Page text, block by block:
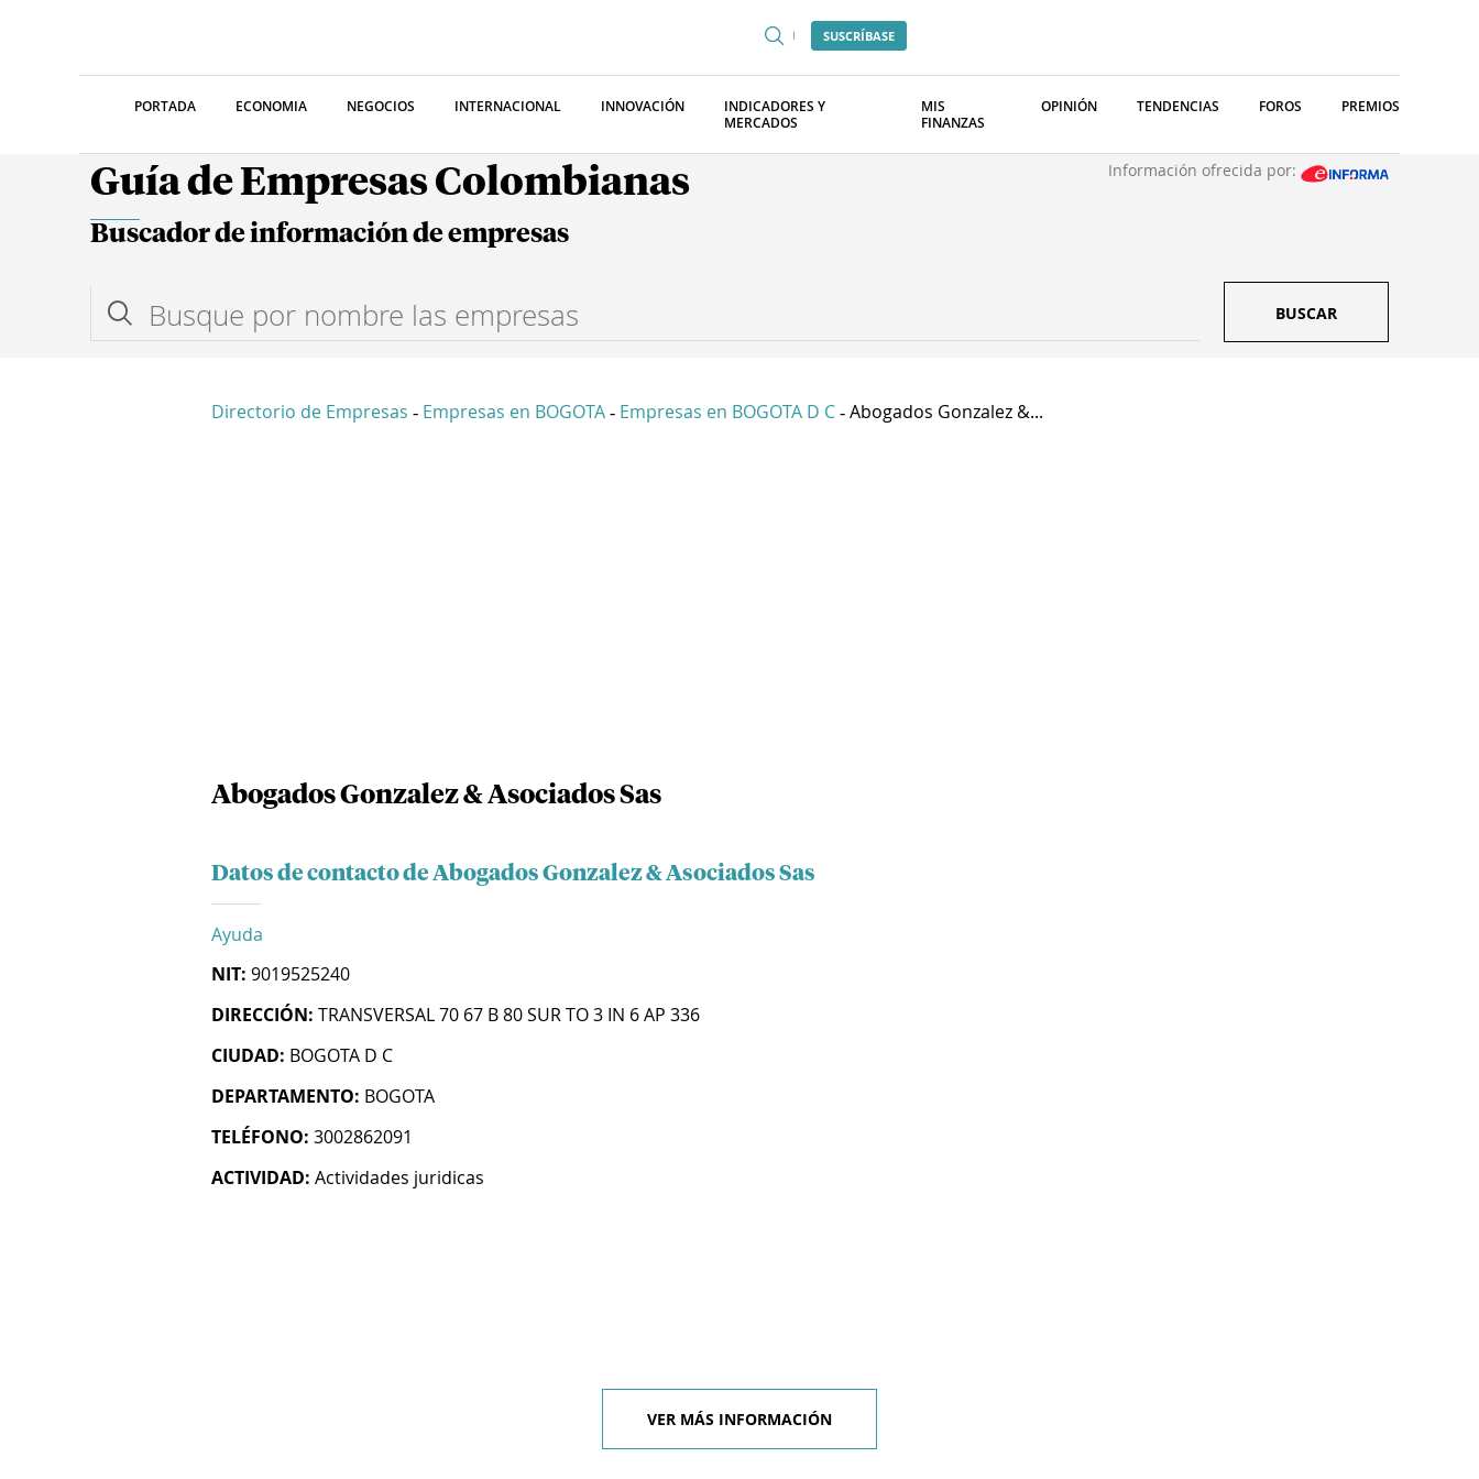
SUSCRÍBASE
PORTADA ECONOMIA NEGOCIOS INTERNACIONAL INNOVACIÓN
INDICADORES Y
MERCADOS
MIS
FINANZAS
OPINIÓN TENDENCIAS FOROS PREMIOS
Guía de Empresas Colombianas Información ofrecida por:
Buscador de información de empresas
BUSCAR
Directorio de Empresas - Empresas en BOGOTA - Empresas en BOGOTA D C - Abogados Gonzalez &...
Abogados Gonzalez & Asociados Sas
Datos de contacto de Abogados Gonzalez & Asociados Sas
Ayuda
NIT: 9019525240
DIRECCIÓN: TRANSVERSAL 70 67 B 80 SUR TO 3 IN 6 AP 336
CIUDAD: BOGOTA D C
DEPARTAMENTO: BOGOTA
TELÉFONO: 3002862091
ACTIVIDAD: Actividades juridicas
VER MÁS INFORMACIÓN